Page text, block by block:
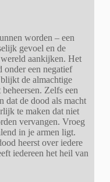
worden – een
gevoel en de
aankijken. Het
onder een negatief
de almachtige
Zelfs een
dat de dood als macht
te maken dat niet
vervangen. Vroeg
in je armen ligt.
heerst over iedere
iedereen het heil van